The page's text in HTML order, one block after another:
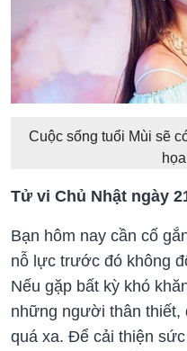
Cuộc sống tuổi Mùi sẽ
Tử vi Chủ Nhật ngày
Bạn hôm nay cần cố
nỗ lực trước đó không
Nếu gặp bất kỳ khó
những người thân thiết,
quá xa. Để cải thiện